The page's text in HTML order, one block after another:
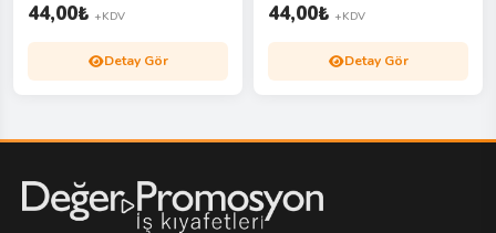
44,00₺ +KDV
Detay Gör
44,00₺ +KDV
Detay Gör